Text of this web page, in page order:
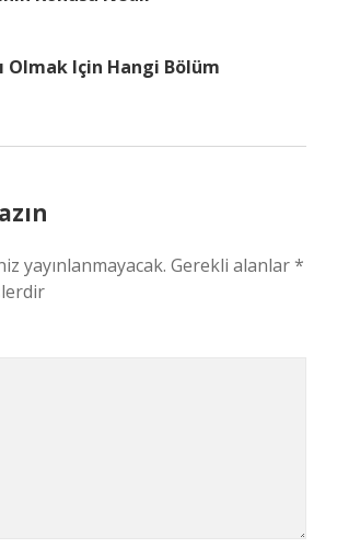
Olmak Için Hangi Bölüm
yayınlanmayacak. Gerekli alanlar*